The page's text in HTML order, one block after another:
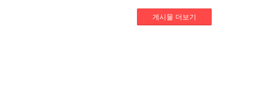
게시물 더보기